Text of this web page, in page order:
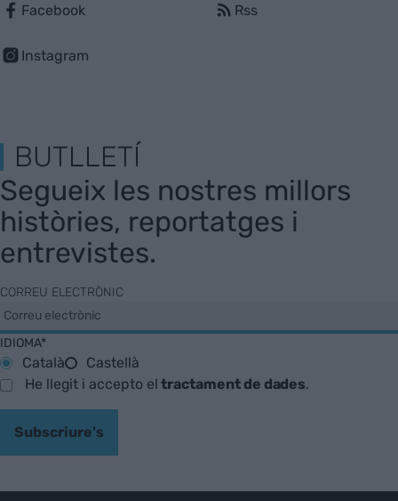
Facebook
Instagram
Rss
BUTLLETÍ
Segueix les nostres millors
històries, reportatges i
entrevistes.
CORREU ELECTRÒNIC
IDIOMA*
Català
Castellà
He llegit i accepto eltractament de dades.
Subscriure's